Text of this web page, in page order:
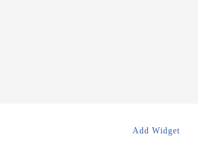
Add Widget